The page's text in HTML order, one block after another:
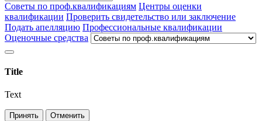
Советы по проф.квалификациям Центры оценки
квалификации Проверить свидетельство или заключение
Подать апелляцию Профессиональные квалификации
Оценочные средства
Title
Text
Принять Отменить